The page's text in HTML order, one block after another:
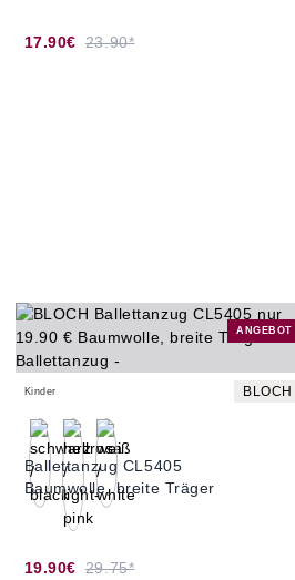
17.90€ 23.90*
ANGEBOT
Kinder BLOCH
Ballettanzug CL5405
Baumwolle, breite Träger
19.90€ 29.75*